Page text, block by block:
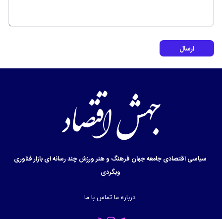
ارسال
سیاسیاقتصادیجامعهجهان فرهنگ و هنرورزشچند رسانه ایبازارفناوری
وبگردی
درباره ماتماس با ما